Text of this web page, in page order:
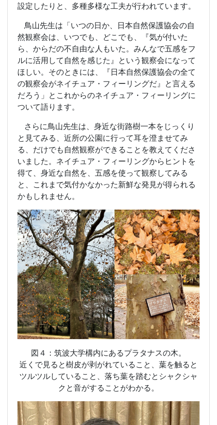
設定したりと、多種多様な工夫が行われています。
鳥山先生は「いつの日か、日本自然保護協会の自
然観察会は、いつでも、どこでも、『気が付いた
ら、からだの不自由な人もいた。みんなで五感をフ
ルに活用して自然を感じた』という観察会になって
ほしい。そのときには、『日本自然保護協会の全て
の観察会がネイチュア・フィーリングだ』と言える
だろう」とこれからのネイチュア・フィーリングに
ついて語ります。
さらに鳥山先生は、身近な街路樹一本をじっくり
と見てみる、近所の公園に行って耳を澄ませてみ
る、だけでも自然観察ができることを教えてくださ
いました。ネイチュア・フィーリングからヒントを
得て、身近な自然を、五感を使って観察してみる
と、これまで気付かなかった新鮮な発見が得られる
かもしれません。
図４：筑波大学構内にあるプラタナスの木。
近くで見ると樹皮が剥がれていること、葉を触ると
ツルツルしていること、落ち葉を踏むとシャクシャ
クと音がすることがわかる。